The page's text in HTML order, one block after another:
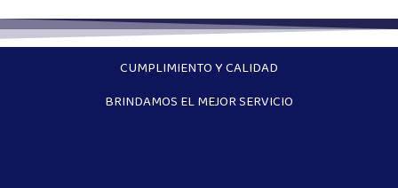
CUMPLIMIENTO Y CALIDAD
BRINDAMOS EL MEJOR SERVICIO